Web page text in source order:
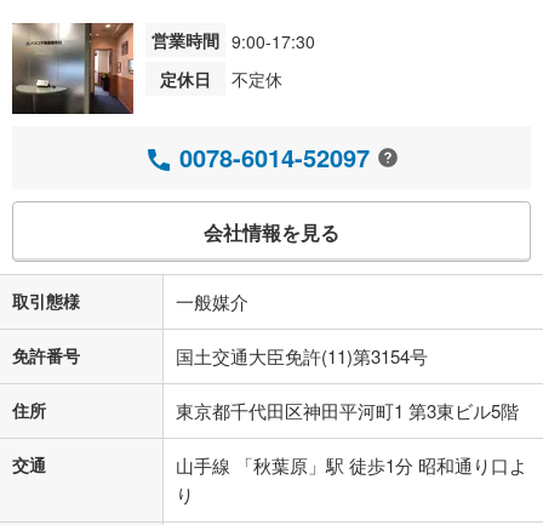
営業時間 9:00-17:30
定休日
不定休
0078-6014-52097
会社情報を見る
取引態様 一般媒介
免許番号 国土交通大臣免許(11)第3154号
住所 東京都千代田区神田平河町1 第3東ビル5階
交通
山手線 「秋葉原」駅 徒歩1分 昭和通り口よ
り